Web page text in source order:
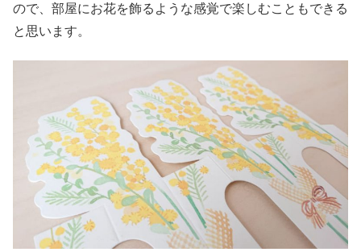
ので、部屋にお花を飾るような感覚で楽しむこともできる
と思います。